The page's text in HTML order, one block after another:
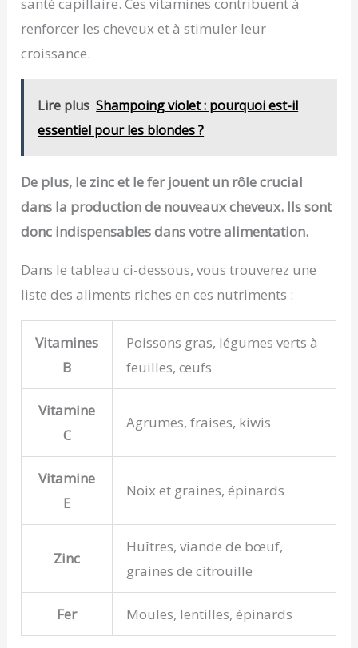
consommation de sucreries. Vous maintenez
votre taux d'insuline bas et favorisez la cétose
NOUS VOUS REMBOURSERONS : Nous avons
que nos suppléments peuvent ne pas
et chaque expérience est unique (9,8/10
n'y a pas de résultats, consultez notre équipe
renforcer les cheveux et à stimuler leur
croissance.
Lire plus Shampoing violet : pourquoi est-il
essentiel pour les blondes ?
De plus, le zinc et le fer jouent un rôle crucial
dans la production de nouveaux cheveux. Ils sont
donc indispensables dans votre alimentation.
Dans le tableau ci-dessous, vous trouverez une
liste des aliments riches en ces nutriments :
Vitamines
B
Poissons gras, légumes verts à
feuilles, œufs
Vitamine
C
Agrumes, fraises, kiwis
Vitamine
E
Noix et graines, épinards
Zinc
Huîtres, viande de bœuf,
graines de citrouille
Fer Moules, lentilles, épinards